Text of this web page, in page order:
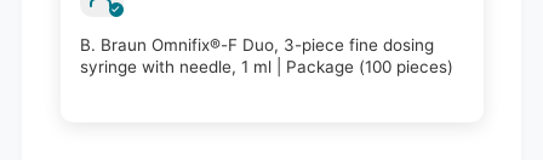
B. Braun Omnifix®-F Duo, 3-piece fine dosing
syringe with needle, 1 ml | Package (100 pieces)